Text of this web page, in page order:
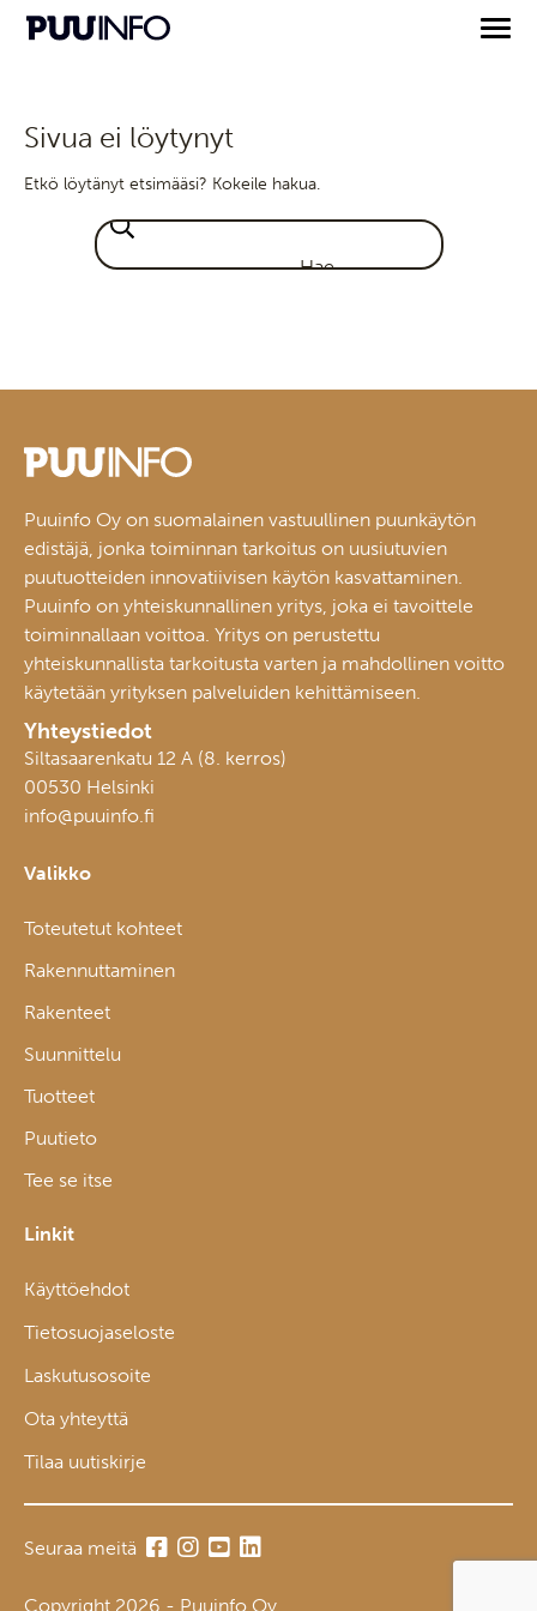
Sivua ei löytynyt
Etkö löytänyt etsimääsi? Kokeile hakua.
Puuinfo Oy on suomalainen vastuullinen puunkäytön
edistäjä, jonka toiminnan tarkoitus on uusiutuvien
puutuotteiden innovatiivisen käytön kasvattaminen.
Puuinfo on yhteiskunnallinen yritys, joka ei tavoittele
toiminnallaan voittoa. Yritys on perustettu
yhteiskunnallista tarkoitusta varten ja mahdollinen voitto
käytetään yrityksen palveluiden kehittämiseen.
Yhteystiedot
Siltasaarenkatu 12 A (8. kerros)
00530 Helsinki
info@puuinfo.fi
Valikko
Toteutetut kohteet
Rakennuttaminen
Rakenteet
Suunnittelu
Tuotteet
Puutieto
Tee se itse
Linkit
Käyttöehdot
Tietosuojaseloste
Laskutusosoite
Ota yhteyttä
Tilaa uutiskirje
Seuraa meitä
Copyright 2026 - Puuinfo Oy